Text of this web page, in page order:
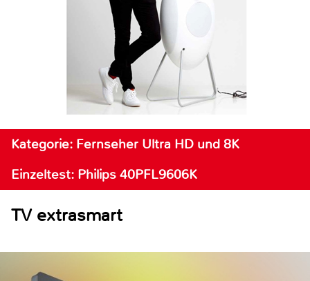
Kategorie: Fernseher Ultra HD und 8K
Einzeltest: Philips 40PFL9606K
TV extrasmart